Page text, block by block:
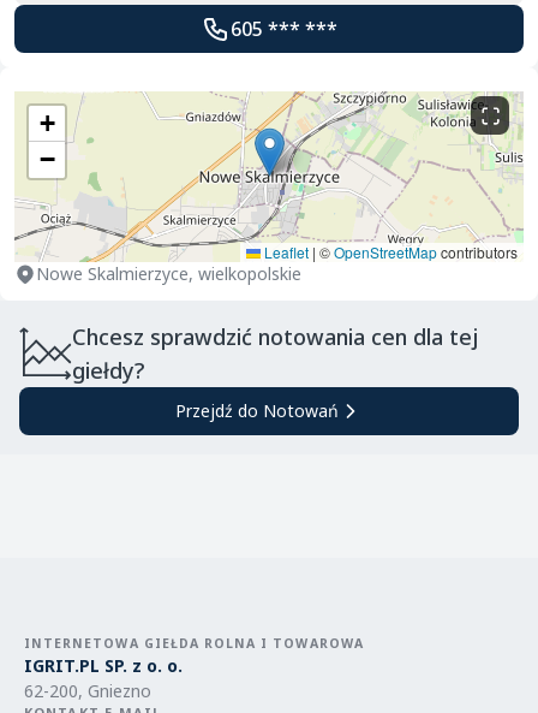
605 *** ***
+
−
Leaflet | ©OpenStreetMapcontributors
Nowe Skalmierzyce, wielkopolskie
Chcesz sprawdzić notowania cen dla tej
giełdy?
Przejdź do Notowań
INTERNETOWA GIEŁDA ROLNA I TOWAROWA
IGRIT.PL SP. z o. o.
62-200, Gniezno